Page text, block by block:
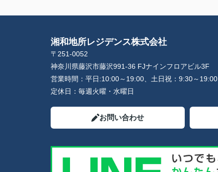
湘和地所レジデンス株式会社
〒251-0052
神奈川県藤沢市藤沢991-36 FJナインフロアビル3F
営業時間： 平日:10:00～19:00、土日祝：9:30～19:00
定休日： 毎週火曜・水曜日
お問い合わせ